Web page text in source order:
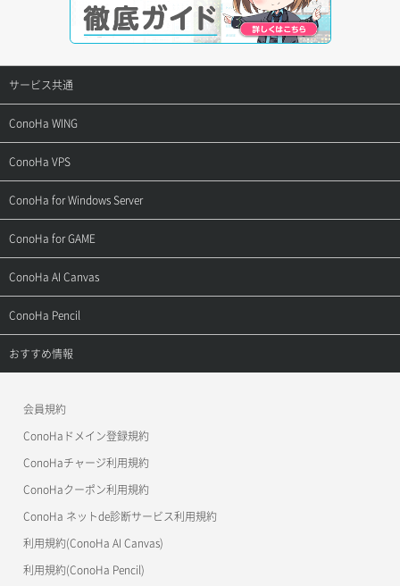
サービス共通
サポートトップ
ご契約・お支払い
用語集
お問い合わせ
ConoHa WING
サポートトップ
ご利用ガイド
お乗り換えガイド
よくある質問
ConoHa VPS
サポートトップ
ご利用ガイド
APIドキュメントVPS2.0
APIドキュメントVPS3.0
ConoHa for Windows Server
サポートトップ
ご利用ガイド
APIドキュメントVPS2.0
APIドキュメントVPS3.0
ConoHa for GAME
サポートトップ
ご利用ガイド
ConoHa AI Canvas
サポートトップ
ご利用ガイド
ConoHa Pencil
サポートトップ
おすすめ情報
美雲このは徹底ガイド
会員規約
ConoHaドメイン登録規約
ConoHaチャージ利用規約
ConoHaクーポン利用規約
ConoHa ネットde診断サービス利用規約
利用規約(ConoHa AI Canvas)
利用規約(ConoHa Pencil)